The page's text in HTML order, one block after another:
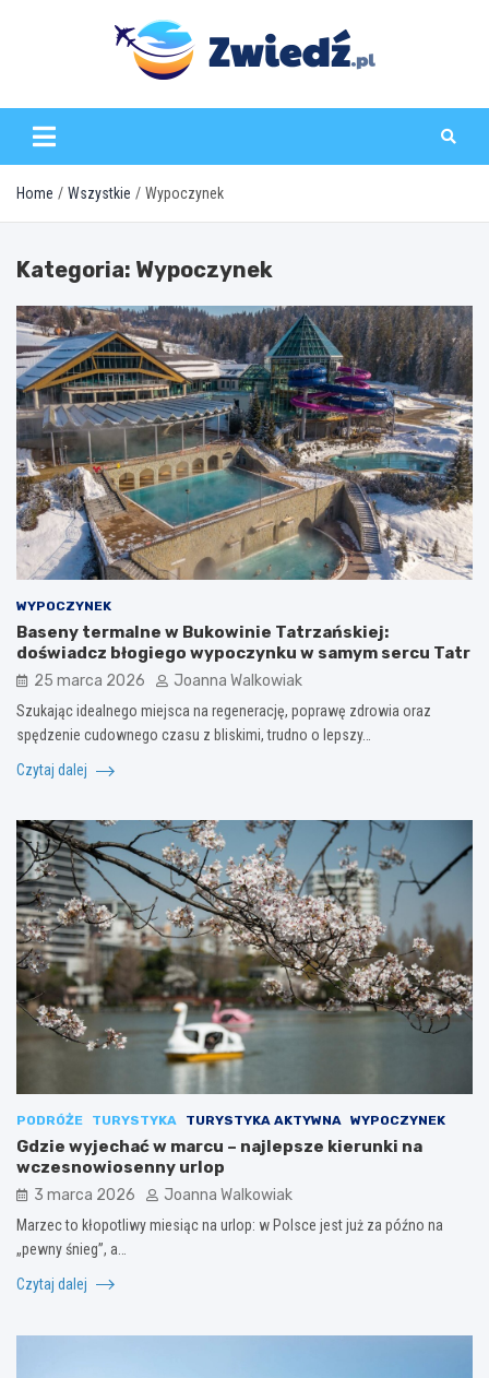
zwiedz.pl
Home Wszystkie Wypoczynek
Kategoria: Wypoczynek
WYPOCZYNEK
Baseny termalne w Bukowinie Tatrzańskiej:
doświadcz błogiego wypoczynku w samym sercu Tatr
25 marca 2026 Joanna Walkowiak
Szukając idealnego miejsca na regenerację, poprawę zdrowia oraz
spędzenie cudownego czasu z bliskimi, trudno o lepszy…
Czytaj dalej
PODRÓŻE TURYSTYKA TURYSTYKA AKTYWNA WYPOCZYNEK
Gdzie wyjechać w marcu – najlepsze kierunki na
wczesnowiosenny urlop
3 marca 2026 Joanna Walkowiak
Marzec to kłopotliwy miesiąc na urlop: w Polsce jest już za późno na
„pewny śnieg”, a…
Czytaj dalej